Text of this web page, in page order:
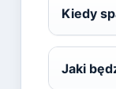
Kiedy
Jaki